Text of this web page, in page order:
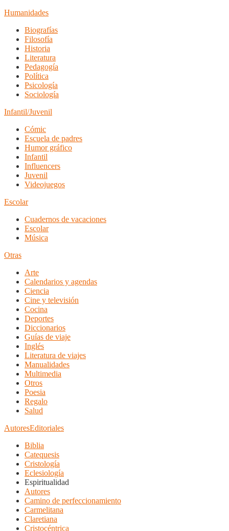
Humanidades
Biografías
Filosofía
Historia
Literatura
Pedagogía
Política
Psicología
Sociología
Infantil/Juvenil
Cómic
Escuela de padres
Humor gráfico
Infantil
Influencers
Juvenil
Videojuegos
Escolar
Cuadernos de vacaciones
Escolar
Música
Otras
Arte
Calendarios y agendas
Ciencia
Cine y televisión
Cocina
Deportes
Diccionarios
Guías de viaje
Inglés
Literatura de viajes
Manualidades
Multimedia
Otros
Poesia
Regalo
Salud
AutoresEditoriales
Biblia
Catequesis
Cristología
Eclesiología
Espiritualidad
Autores
Camino de perfeccionamiento
Carmelitana
Claretiana
Cristocéntrica